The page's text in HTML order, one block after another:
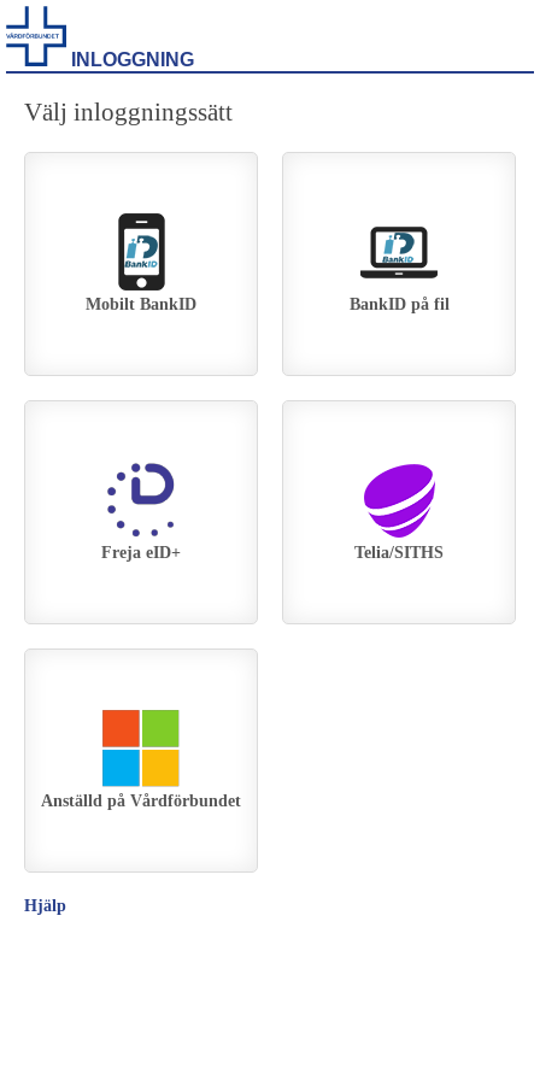
INLOGGNING
Välj inloggningssätt
Mobilt BankID BankID på fil
Telia/SITHS
Anställd på Vårdförbundet
Freja eID+
Hjälp